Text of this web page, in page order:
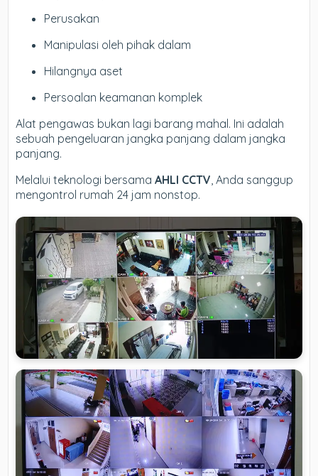
Perusakan
Manipulasi oleh pihak dalam
Hilangnya aset
Persoalan keamanan komplek
Alat pengawas bukan lagi barang mahal. Ini adalah
sebuah pengeluaran jangka panjang dalam jangka
panjang.
Melalui teknologi bersamaAHLI CCTV, Anda sanggup
mengontrol rumah 24 jam nonstop.